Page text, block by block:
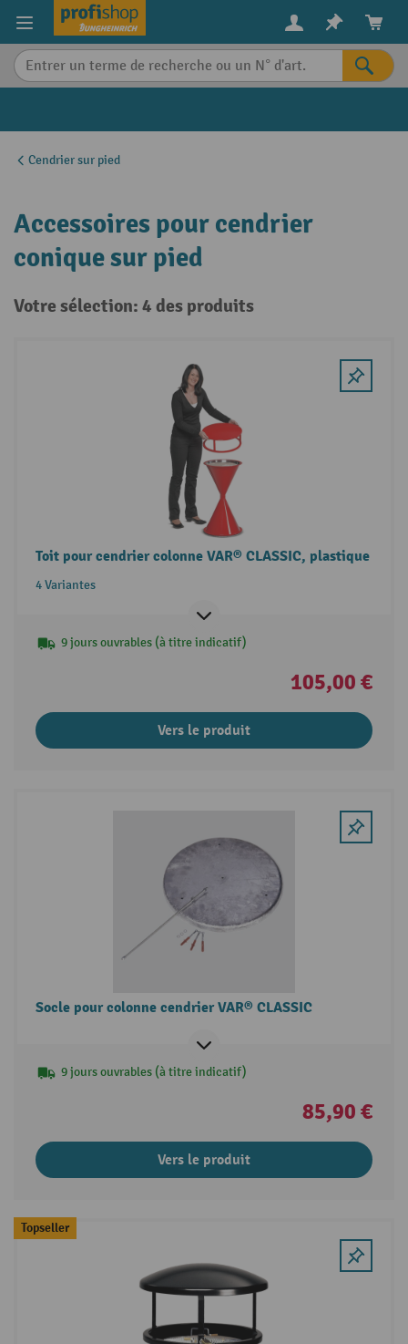
content
Cendrier sur pied
Accessoires pour cendrier
conique sur pied
Votre sélection: 4 des produits
Toit pour cendrier colonne VAR® CLASSIC, plastique
4 Variantes
9 jours ouvrables (à titre indicatif)
105,00 €
Vers le produit
Socle pour colonne cendrier VAR® CLASSIC
9 jours ouvrables (à titre indicatif)
85,90 €
Vers le produit
Topseller